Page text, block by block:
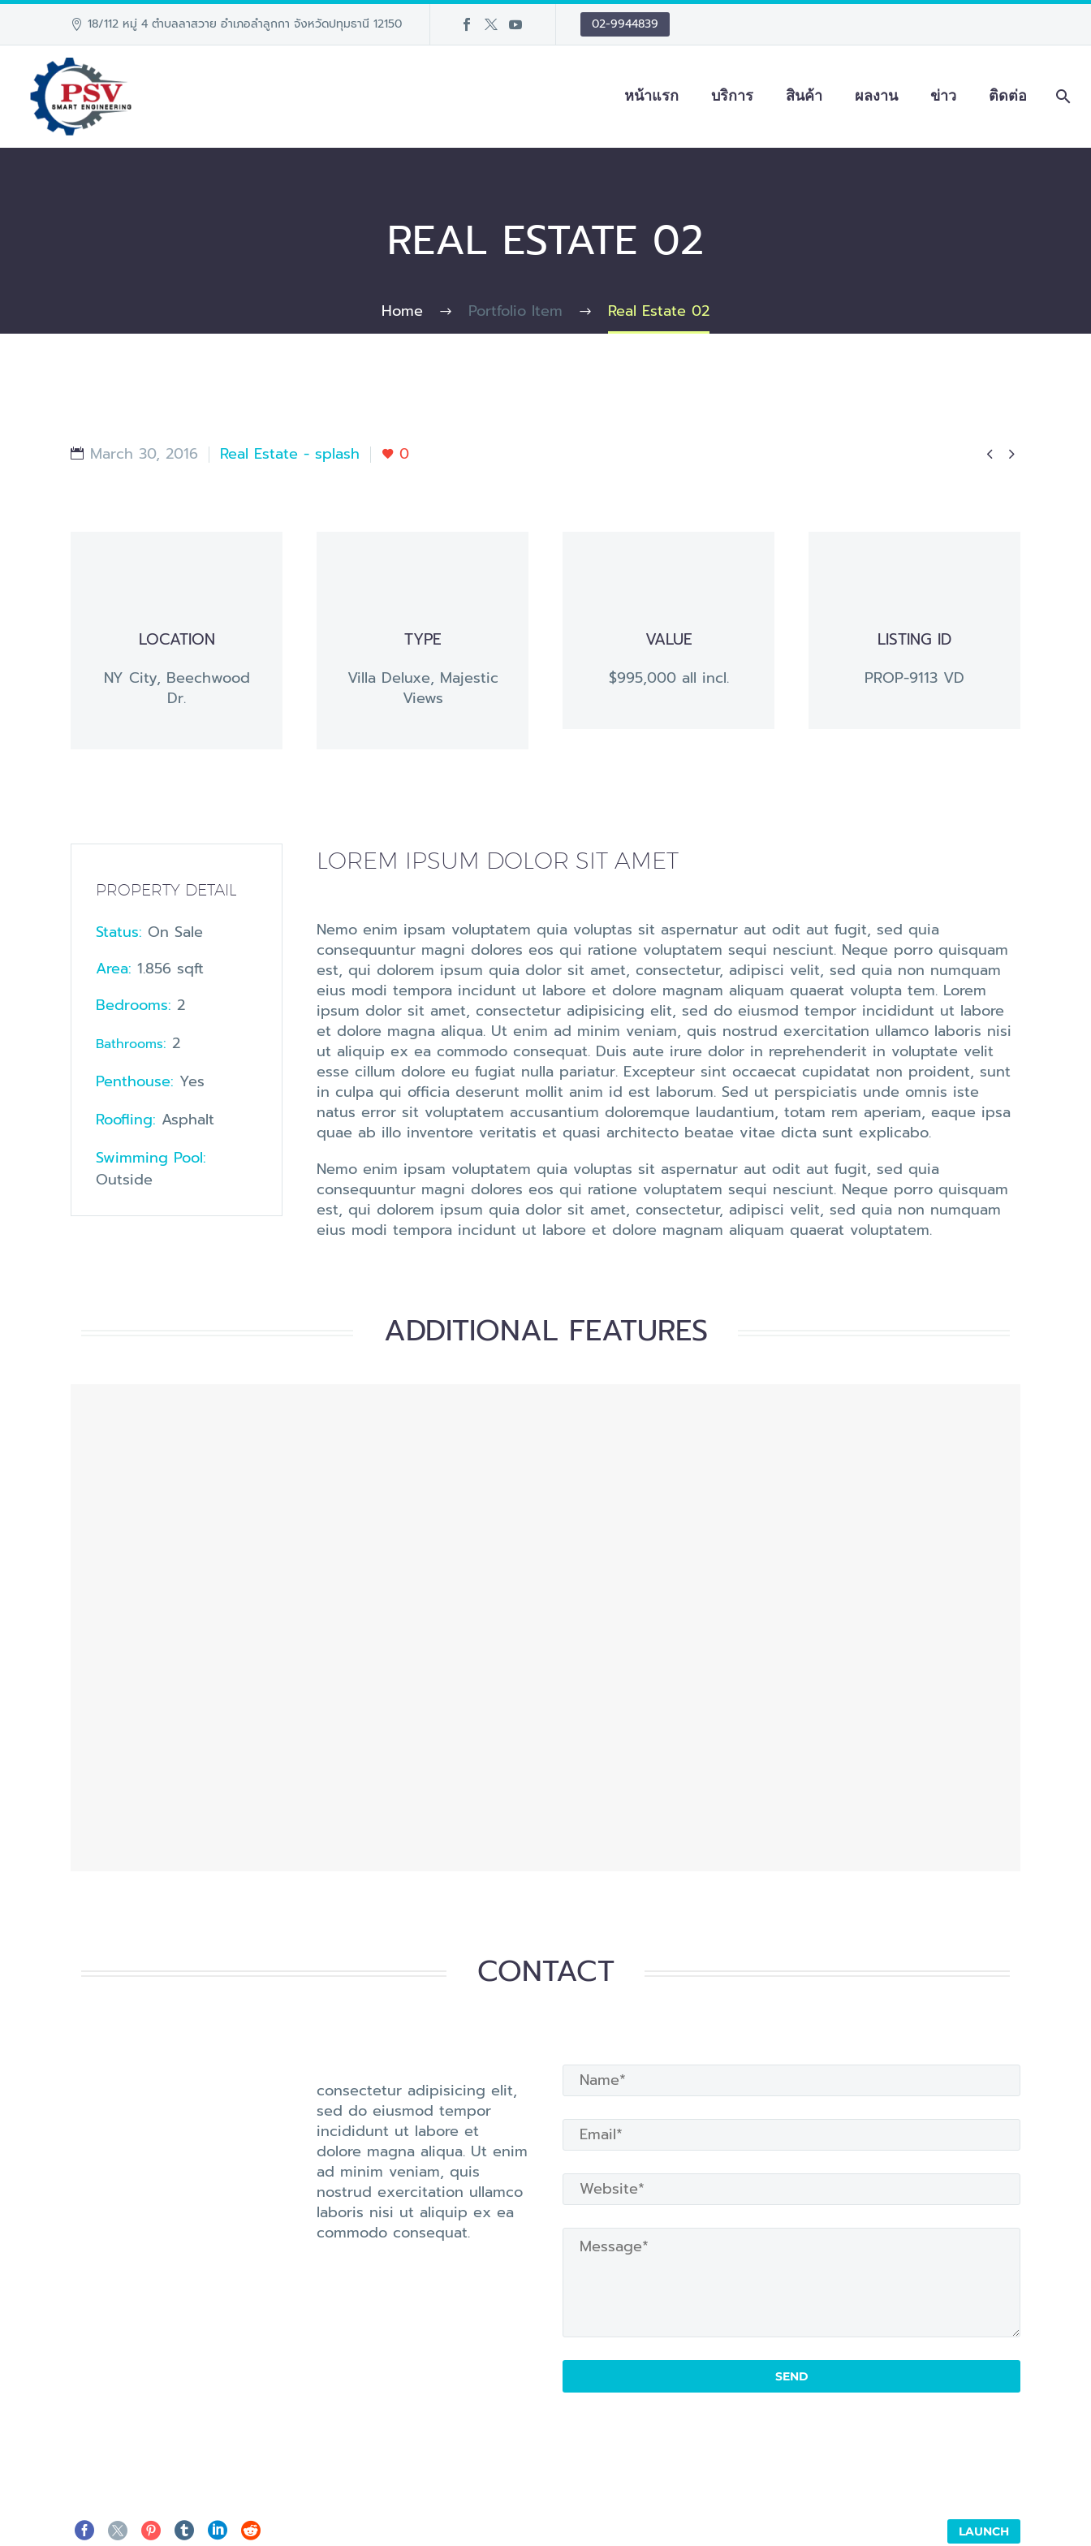
18/112 หมู่ 4 ตำบลลาสวาย อำเภอลำลูกกา จังหวัดปทุมธานี 12150 02-9944839
หน้าแรก บริการ สินค้า ผลงาน ข่าว ติดต่อ
REAL ESTATE 02
Home Portfolio Item Real Estate 02
 
March 30, 2016 Real Estate - splash 0
LOCATION
NY City, Beechwood
Dr.
TYPE
Villa Deluxe, Majestic
Views
VALUE
$995,000 all incl.
LISTING ID
PROP-9113 VD
PROPERTY DETAIL
Status: On Sale
Area: 1.856 sqft
Bedrooms: 2
Bathrooms: 2
Penthouse: Yes
Roofling: Asphalt
Swimming Pool:
Outside
LOREM IPSUM DOLOR SIT AMET
Nemo enim ipsam voluptatem quia voluptas sit aspernatur aut odit aut fugit, sed quia
consequuntur magni dolores eos qui ratione voluptatem sequi nesciunt. Neque porro quisquam
est, qui dolorem ipsum quia dolor sit amet, consectetur, adipisci velit, sed quia non numquam
eius modi tempora incidunt ut labore et dolore magnam aliquam quaerat volupta tem. Lorem
ipsum dolor sit amet, consectetur adipisicing elit, sed do eiusmod tempor incididunt ut labore
et dolore magna aliqua. Ut enim ad minim veniam, quis nostrud exercitation ullamco laboris nisi
ut aliquip ex ea commodo consequat. Duis aute irure dolor in reprehenderit in voluptate velit
esse cillum dolore eu fugiat nulla pariatur. Excepteur sint occaecat cupidatat non proident, sunt
in culpa qui officia deserunt mollit anim id est laborum. Sed ut perspiciatis unde omnis iste
natus error sit voluptatem accusantium doloremque laudantium, totam rem aperiam, eaque ipsa
quae ab illo inventore veritatis et quasi architecto beatae vitae dicta sunt explicabo.
Nemo enim ipsam voluptatem quia voluptas sit aspernatur aut odit aut fugit, sed quia
consequuntur magni dolores eos qui ratione voluptatem sequi nesciunt. Neque porro quisquam
est, qui dolorem ipsum quia dolor sit amet, consectetur, adipisci velit, sed quia non numquam
eius modi tempora incidunt ut labore et dolore magnam aliquam quaerat voluptatem.
ADDITIONAL FEATURES
CONTACT
consectetur adipisicing elit,
sed do eiusmod tempor
incididunt ut labore et
dolore magna aliqua. Ut enim
ad minim veniam, quis
nostrud exercitation ullamco
laboris nisi ut aliquip ex ea
commodo consequat.
LAUNCH